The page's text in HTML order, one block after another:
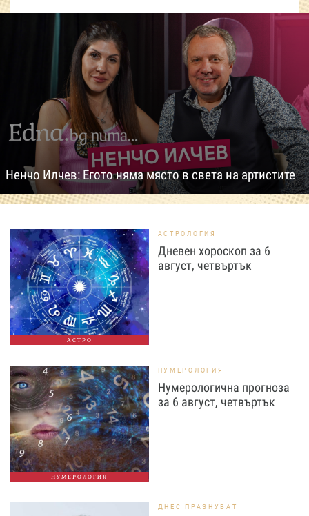
Ненчо Илчев: Егото няма място в света на артистите
АСТРО
АСТРОЛОГИЯ
Дневен хороскоп за 6
август, четвъртък
НУМЕРОЛОГИЯ
НУМЕРОЛОГИЯ
Нумерологична прогноза
за 6 август, четвъртък
ДНЕС ПРАЗНУВАТ